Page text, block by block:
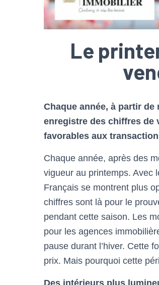
Le
Chaque année, à partir de
enregistre des chiffres de
favorables aux
Chaque année, après des
vigueur au printemps. Avec
Français se montrent plus
chiffres sont là pour le
pendant cette saison. Les
pour les agences
pause durant l’hiver. Cette
prix. Mais pourquoi cette